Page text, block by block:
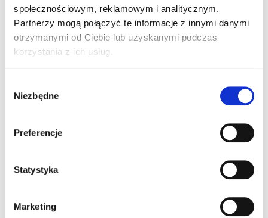
społecznościowym, reklamowym i analitycznym.
Partnerzy mogą połączyć te informacje z innymi danymi
otrzymanymi od Ciebie lub uzyskanymi podczas
korzystania z ich usług.
zgody
Niezbędne
Preferencje
Statystyka
Marketing